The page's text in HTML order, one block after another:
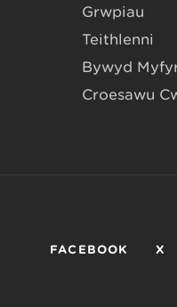
Grwpiau
Teithlenni
Bywyd
Croesawu
FACEBOOK X